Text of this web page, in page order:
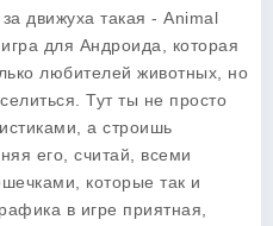
движуха такая - Animal
для Андроида, которая
любителей животных, но
Тут ты не просто
а строишь
его, считай, всеми
которые так и
в игре приятная,